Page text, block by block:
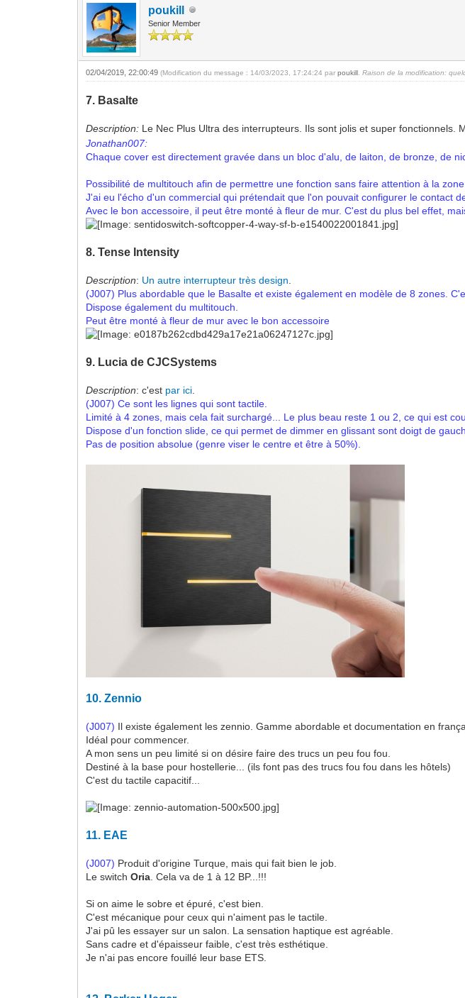
poukill
Senior Member
02/04/2019, 22:00:49(Modification du message : 14/03/2023, 17:24:24 parpoukill Raison de la modification:
7. Basalte
Description: Le Nec Plus Ultra des interrupteurs. Ils sont jolis et super fonctionnels.
Jonathan007:
Chaque cover est directement gravée dans un bloc d'alu, de laiton, de bronze, de
Possibilité de multitouch afin de permettre une fonction sans faire attention à la zone
J'ai eu l'écho d'un commercial qui prétendait que l'on pouvait configurer le contact
Avec le bon accessoire, il peut être monté à fleur de mur. C'est du plus bel effet,
8. Tense Intensity
Description: Un autre interrupteur très design
(J007) Plus abordable que le Basalte et existe également en modèle de 8 zones.
Dispose également du multitouch.
Peut être monté à fleur de mur avec le bon accessoire
9. Lucia de CJCSystems
Description: c'est par ici
(J007)Ce sont les lignes qui sont tactile.
Limité à 4 zones, mais cela fait surchargé... Le plus beau reste 1 ou 2, ce qui est
Dispose d'un fonction slide, ce qui permet de dimmer en glissant sont doigt de
Pas de position absolue (genre viser le centre et être à 50%).
10.Zennio
(J007) Il existe également les zennio. Gamme abordable et documentation en
Idéal pour commencer.
A mon sens un peu limité si on désire faire des trucs un peu fou fou.
Destiné à la base pour hostellerie... (ils font pas des trucs fou fou dans les hôtels)
C'est du tactile capacitif...
11. EAE
(J007) Produit d'origine Turque, mais qui fait bien le job.
Le switchOria . Cela va de 1 à 12 BP...!!!
Si on aime le sobre et épuré, c'est bien.
C'est mécanique pour ceux qui n'aiment pas le tactile.
J'ai pû les essayer sur un salon. La sensation haptique est agréable.
Sans cadre et d'épaisseur faible, c'est très esthétique.
Je n'ai pas encore fouillé leur base ETS.